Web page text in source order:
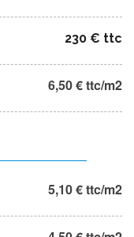
230 € ttc
6,50 € ttc/m2
5,10 € ttc/m2